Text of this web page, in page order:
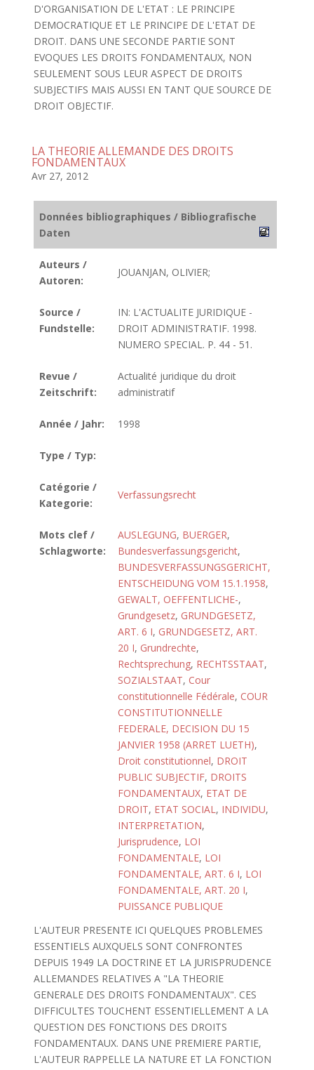
D'ORGANISATION DE L'ETAT : LE PRINCIPE
DEMOCRATIQUE ET LE PRINCIPE DE L'ETAT DE
DROIT. DANS UNE SECONDE PARTIE SONT
EVOQUES LES DROITS FONDAMENTAUX, NON
SEULEMENT SOUS LEUR ASPECT DE DROITS
SUBJECTIFS MAIS AUSSI EN TANT QUE SOURCE DE
DROIT OBJECTIF.
LA THEORIE ALLEMANDE DES DROITS
FONDAMENTAUX
Avr 27, 2012
Données bibliographiques / Bibliografische
Daten
Auteurs /
Autoren:
JOUANJAN, OLIVIER;
Source /
Fundstelle:
IN: L'ACTUALITE JURIDIQUE -
DROIT ADMINISTRATIF. 1998.
NUMERO SPECIAL. P. 44 - 51.
Revue /
Zeitschrift:
Actualité juridique du droit
administratif
Année / Jahr: 1998
Type / Typ:
Catégorie /
Kategorie:
Verfassungsrecht
Mots clef /
Schlagworte:
AUSLEGUNG, BUERGER,
Bundesverfassungsgericht,
BUNDESVERFASSUNGSGERICHT,
ENTSCHEIDUNG VOM 15.1.1958,
GEWALT, OEFFENTLICHE-,
Grundgesetz, GRUNDGESETZ,
ART. 6 I, GRUNDGESETZ, ART.
20 I, Grundrechte,
Rechtsprechung, RECHTSSTAAT,
SOZIALSTAAT, Cour
constitutionnelle Fédérale, COUR
CONSTITUTIONNELLE
FEDERALE, DECISION DU 15
JANVIER 1958 (ARRET LUETH),
Droit constitutionnel, DROIT
PUBLIC SUBJECTIF, DROITS
FONDAMENTAUX, ETAT DE
DROIT, ETAT SOCIAL, INDIVIDU,
INTERPRETATION,
Jurisprudence, LOI
FONDAMENTALE, LOI
FONDAMENTALE, ART. 6 I, LOI
FONDAMENTALE, ART. 20 I,
PUISSANCE PUBLIQUE
L'AUTEUR PRESENTE ICI QUELQUES PROBLEMES
ESSENTIELS AUXQUELS SONT CONFRONTES
DEPUIS 1949 LA DOCTRINE ET LA JURISPRUDENCE
ALLEMANDES RELATIVES A "LA THEORIE
GENERALE DES DROITS FONDAMENTAUX". CES
DIFFICULTES TOUCHENT ESSENTIELLEMENT A LA
QUESTION DES FONCTIONS DES DROITS
FONDAMENTAUX. DANS UNE PREMIERE PARTIE,
L'AUTEUR RAPPELLE LA NATURE ET LA FONCTION